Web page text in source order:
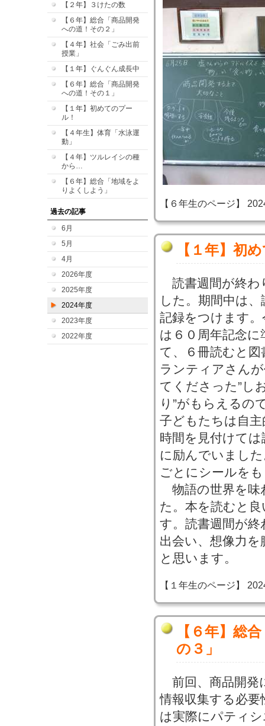
【２年】３けたの数
【６年】総合「商品開発
への道！その２」
【４年】社会「ごみ出前
授業」
【１年】ぐんぐん成長中
【６年】総合「商品開発
への道！その１」
【１年】初めてのプー
ル！
【４年生】体育「水泳運
動」
【４年】ツルレイシの種
から…
【６年】総合「地域をよ
りよくしよう」
過去の記事
6月
5月
4月
2026年度
2025年度
2024年度
2023年度
2022年度
【６年生のページ】
【１年】初
読書週間が終わ
した。期間中は、
記録をつけます。
は６０周年記念に
て、６冊読むと図
ランティアさん
てくださった”し
り”がもらえるの
子どもたちは自主
時間を見付けては
に励んでいまし
ごとにシールを
物語の世界を味
た。本を読むと
す。読書週間が
出会い、想像力
と思います。
【１年生のページ】
【６年】総
の３」
前回、商品開発
情報収集する必要
は実際にパティ